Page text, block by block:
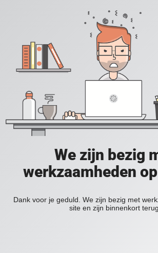
We zijn bezig
werkzaamheden
Dank voor je geduld. We zijn bezig met
site en zijn binnenkort terug.